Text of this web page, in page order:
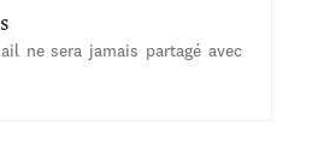
ne sera jamais partagé avec